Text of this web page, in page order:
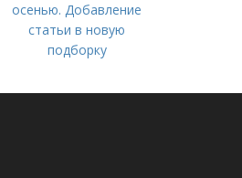
осенью. Добавление
статьи в новую
подборку